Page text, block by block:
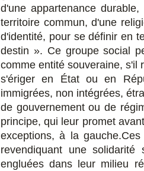
d'une appartenance
territoire commun, d'une
d'identité, pour se définir en
destin ». Ce groupe social
comme entité souveraine, s'il
s'ériger en État ou en
immigrées, non intégrées,
de gouvernement ou de
principe, qui leur promet
exceptions, à la
revendiquant une solidarité
engluées dans leur milieu